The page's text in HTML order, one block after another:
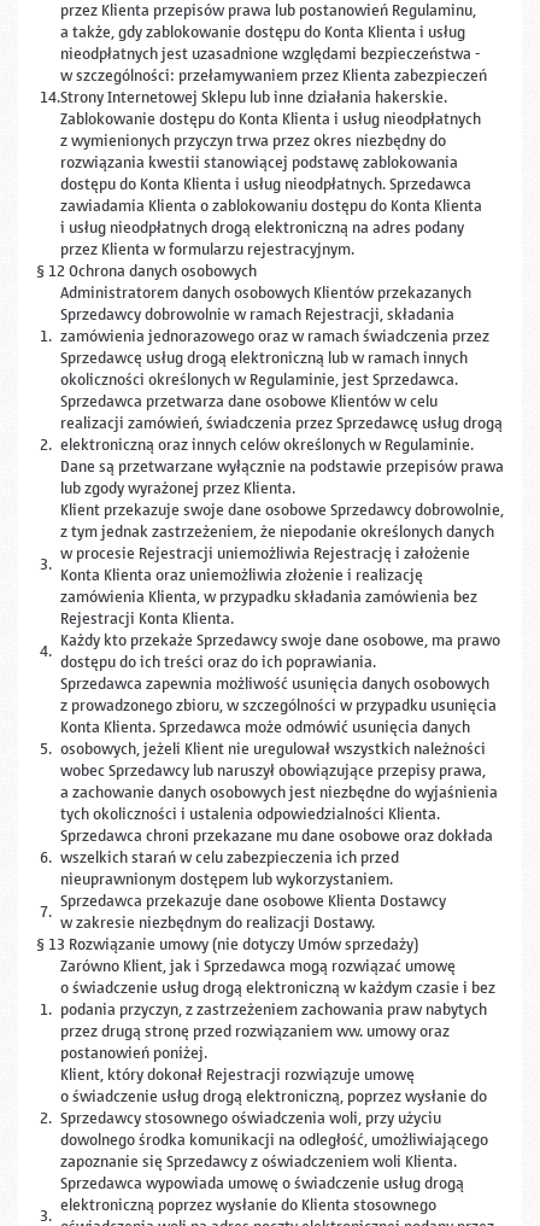
14.
przez Klienta przepisów prawa lub postanowień Regulaminu,
a także, gdy zablokowanie dostępu do Konta Klienta i usług
nieodpłatnych jest uzasadnione względami bezpieczeństwa -
w szczególności: przełamywaniem przez Klienta zabezpieczeń
Strony Internetowej Sklepu lub inne działania hakerskie.
Zablokowanie dostępu do Konta Klienta i usług nieodpłatnych
z wymienionych przyczyn trwa przez okres niezbędny do
rozwiązania kwestii stanowiącej podstawę zablokowania
dostępu do Konta Klienta i usług nieodpłatnych. Sprzedawca
zawiadamia Klienta o zablokowaniu dostępu do Konta Klienta
i usług nieodpłatnych drogą elektroniczną na adres podany
przez Klienta w formularzu rejestracyjnym.
§ 12 Ochrona danych osobowych
1.
Administratorem danych osobowych Klientów przekazanych
Sprzedawcy dobrowolnie w ramach Rejestracji, składania
zamówienia jednorazowego oraz w ramach świadczenia przez
Sprzedawcę usług drogą elektroniczną lub w ramach innych
okoliczności określonych w Regulaminie, jest Sprzedawca.
2.
Sprzedawca przetwarza dane osobowe Klientów w celu
realizacji zamówień, świadczenia przez Sprzedawcę usług drogą
elektroniczną oraz innych celów określonych w Regulaminie.
Dane są przetwarzane wyłącznie na podstawie przepisów prawa
lub zgody wyrażonej przez Klienta.
3.
Klient przekazuje swoje dane osobowe Sprzedawcy dobrowolnie,
z tym jednak zastrzeżeniem, że niepodanie określonych danych
w procesie Rejestracji uniemożliwia Rejestrację i założenie
Konta Klienta oraz uniemożliwia złożenie i realizację
zamówienia Klienta, w przypadku składania zamówienia bez
Rejestracji Konta Klienta.
4. Każdy kto przekaże Sprzedawcy swoje dane osobowe, ma prawo
dostępu do ich treści oraz do ich poprawiania.
5.
Sprzedawca zapewnia możliwość usunięcia danych osobowych
z prowadzonego zbioru, w szczególności w przypadku usunięcia
Konta Klienta. Sprzedawca może odmówić usunięcia danych
osobowych, jeżeli Klient nie uregulował wszystkich należności
wobec Sprzedawcy lub naruszył obowiązujące przepisy prawa,
a zachowanie danych osobowych jest niezbędne do wyjaśnienia
tych okoliczności i ustalenia odpowiedzialności Klienta.
6.
Sprzedawca chroni przekazane mu dane osobowe oraz dokłada
wszelkich starań w celu zabezpieczenia ich przed
nieuprawnionym dostępem lub wykorzystaniem.
7. Sprzedawca przekazuje dane osobowe Klienta Dostawcy
w zakresie niezbędnym do realizacji Dostawy.
§ 13 Rozwiązanie umowy (nie dotyczy Umów sprzedaży)
1.
Zarówno Klient, jak i Sprzedawca mogą rozwiązać umowę
o świadczenie usług drogą elektroniczną w każdym czasie i bez
podania przyczyn, z zastrzeżeniem zachowania praw nabytych
przez drugą stronę przed rozwiązaniem ww. umowy oraz
postanowień poniżej.
2.
Klient, który dokonał Rejestracji rozwiązuje umowę
o świadczenie usług drogą elektroniczną, poprzez wysłanie do
Sprzedawcy stosownego oświadczenia woli, przy użyciu
dowolnego środka komunikacji na odległość, umożliwiającego
zapoznanie się Sprzedawcy z oświadczeniem woli Klienta.
3.
Sprzedawca wypowiada umowę o świadczenie usług drogą
elektroniczną poprzez wysłanie do Klienta stosownego